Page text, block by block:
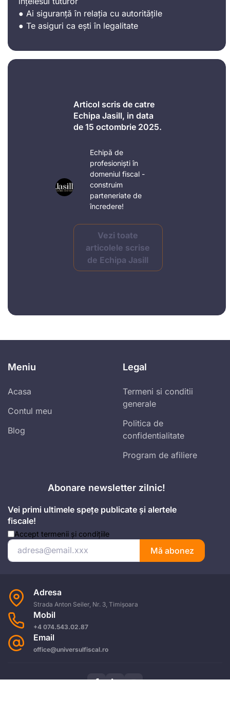
● Ai siguranță în relația cu autoritățile
● Te asiguri ca ești în legalitate
Articol scris de catre
Echipa Jasill, in data
de 15 octombrie 2025.
Echipă de
profesioniști în
domeniul fiscal -
construim
parteneriate de
încredere!
Vezi toate
articolele scrise
de Echipa Jasill
Meniu
Acasa
Contul meu
Blog
Legal
Termeni si conditii
generale
Politica de
confidentialitate
Program de afiliere
Abonare newsletter zilnic!
Vei primi ultimele spețe publicate și alertele
fiscale!
Accept termenii și condițiile
Mă abonez
Adresa
Strada Anton Seiler, Nr. 3, Timișoara
Mobil
+4 074.543.02.87
Email
office@universulfiscal.ro